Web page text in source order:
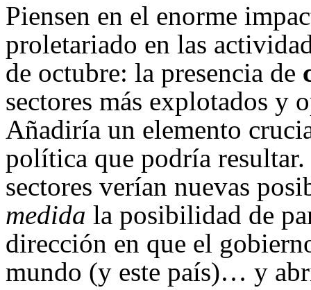
Piensen en el enorme
proletariado en las
de octubre: la presencia de
sectores más explotados y
Añadiría un elemento
política que podría
sectores verían nuevas
medida la posibilidad de
dirección en que el
mundo (y este país)… y